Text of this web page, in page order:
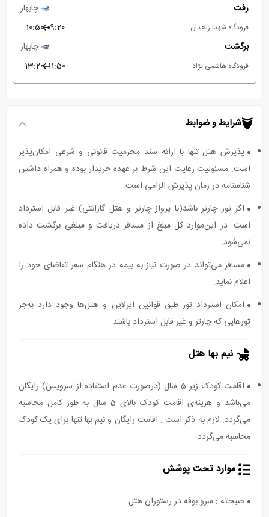
رفت
چابهار
فرودگاه شهدا زاهدان 09:20
10:50
برگشت
چابهار
فرودگاه هاشمی نژاد 11:50
13:20
شرایط و ضوابط
پذیرش هتل تنها با ارائه سند محرمیت قانونی و شرعی امکان‌پذیر
است. مسئولیت رعایت این شرط بر عهده خریدار بوده و همراه داشتن
شناسنامه در زمان پذیرش الزامی است.
اگر تور چارتر باشد(با پرواز چارتر و هتل گارانتی) غیر قابل استرداد
است. در این‌موارد کل مبلغ از مسافر دریافت و مبلغی برگشت داده
نمی‌شود.
مسافر می‌تواند در صورت نیاز به بیمه در هنگام سفر تقاضای خود را
اعلام نماید.
امکان استرداد تور طبق قوانین ایرلاین و هتل‌ها وجود دارد به‌جز
تورهایی که چارتر و غیر قابل استرداد باشند.
نیم بها هتل
اقامت کودک زیر 5 سال (درصورت عدم استفاده از سرویس) رایگان
می‌باشد و هزینه‌ی اقامت کودک بالای 5 سال به طور کامل محاسبه
می‌گردد. لازم به ذکر است : اقامت رایگان و نیم بها تنها برای یک کودک
محاسبه می‌گردد.
موارد تحت پوشش
صبحانه : سرو بوفه در رستوران هتل